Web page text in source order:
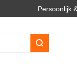
Persoonlijk